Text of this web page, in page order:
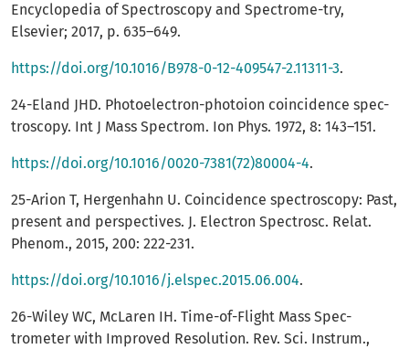
Encyclopedia of Spectroscopy and Spectrome-try,
Elsevier; 2017, p. 635–649.
https://doi.org/10.1016/B978-0-12-409547-2.11311-3.
24-Eland JHD. Photoelectron-photoion coincidence spec-
troscopy. Int J Mass Spectrom. Ion Phys. 1972, 8: 143–151.
https://doi.org/10.1016/0020-7381(72)80004-4.
25-Arion T, Hergenhahn U. Coincidence spectroscopy: Past,
present and perspectives. J. Electron Spectrosc. Relat.
Phenom., 2015, 200: 222-231.
https://doi.org/10.1016/j.elspec.2015.06.004.
26-Wiley WC, McLaren IH. Time-of-Flight Mass Spec-
trometer with Improved Resolution. Rev. Sci. Instrum.,